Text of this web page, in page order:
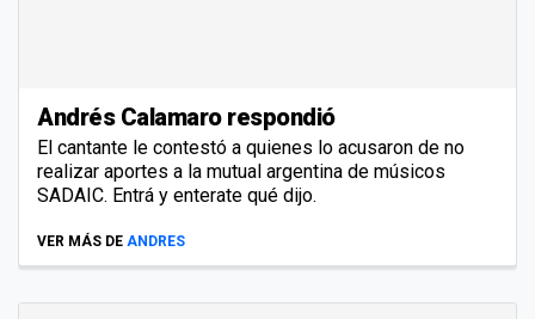
Andrés Calamaro respondió
El cantante le contestó a quienes lo acusaron de no
realizar aportes a la mutual argentina de músicos
SADAIC. Entrá y enterate qué dijo.
VER MÁS DE ANDRES